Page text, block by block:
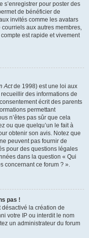
s’enregistrer pour poster des
de bénéficier de
invités comme les avatars
aux autres membres,
est rapide et vivement
Actde 1998) est une loi aux
des informations de
écrit des parents
permettant
n’êtes pas sûr que cela
ou que quelqu’un le fait à
obtenir son avis. Notez que
peuvent pas fournir de
pour des questions légales
dans la question « Qui
concernant ce forum ? ».
pas !
désactivé la création de
votre IP ou interdit le nom
un administrateur du forum